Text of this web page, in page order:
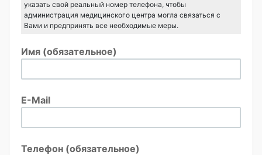
указать свой реальный номер телефона, чтобы
администрация медицинского центра могла связаться с
Вами и предпринять все необходимые меры.
Имя (обязательное)
E-Mail
Телефон (обязательное)